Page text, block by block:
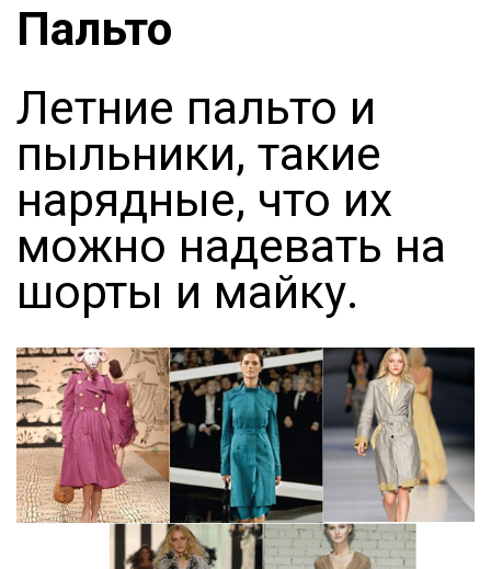
Пальто
Летние пальто и
пыльники, такие
нарядные, что их
можно надевать на
шорты и майку.